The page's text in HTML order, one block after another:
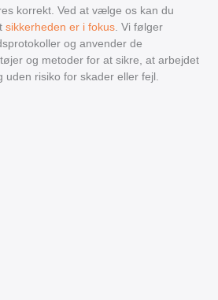
korrekt. Ved at vælge os kan du
sikkerheden er i fokus . Vi følger
og anvender de
og metoder for at sikre, at arbejdet
uden risiko for skader eller fejl.